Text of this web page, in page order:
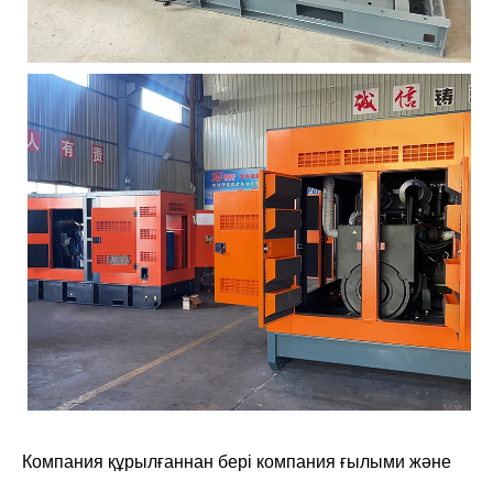
Компания құрылғаннан бері компания ғылыми және